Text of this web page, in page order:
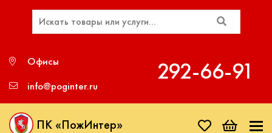
Офисы
info@poginter.ru
292‑66‑91
ПК «ПожИнтер»